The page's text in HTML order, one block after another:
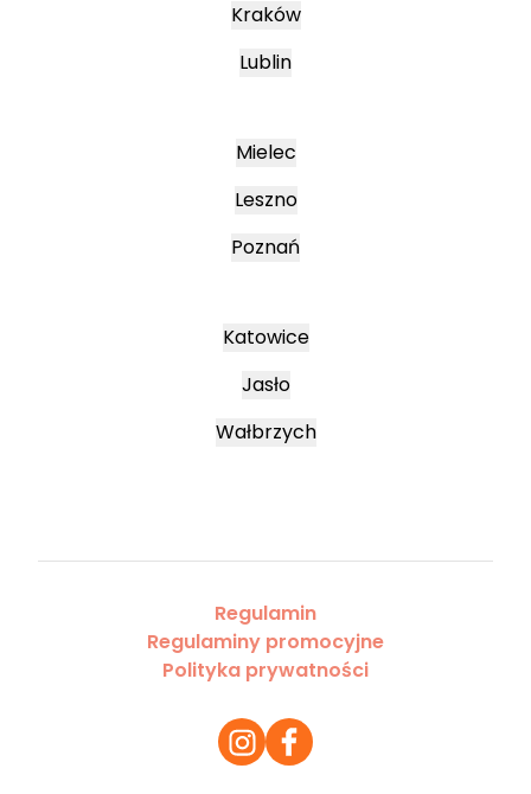
Kraków
Lublin
Mielec
Leszno
Poznań
Katowice
Jasło
Wałbrzych
Regulamin
Regulaminy promocyjne
Polityka prywatności